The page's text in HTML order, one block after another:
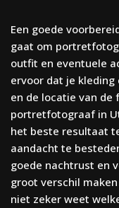
Een goede
gaat om
outfit en eventuele
ervoor dat je
en de locatie van de
portretfotograaf in
het beste resultaat
aandacht te
goede nachtrust en
groot verschil
niet zeker weet